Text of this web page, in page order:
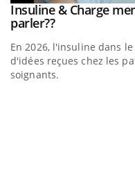
Youtube
Insuline & Charge
parler??Youtube
En 2026, l'insuline dans
d'idées reçues chez les
soignants.